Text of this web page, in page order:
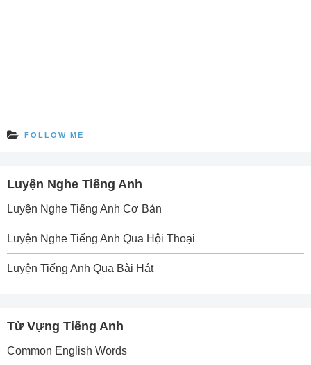
FOLLOW ME
Luyện Nghe Tiếng Anh
Luyện Nghe Tiếng Anh Cơ Bản
Luyện Nghe Tiếng Anh Qua Hội Thoại
Luyện Tiếng Anh Qua Bài Hát
Từ Vựng Tiếng Anh
Common English Words